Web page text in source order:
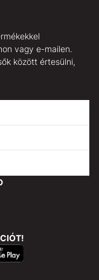
vagy e-mailen.
között értesülni,